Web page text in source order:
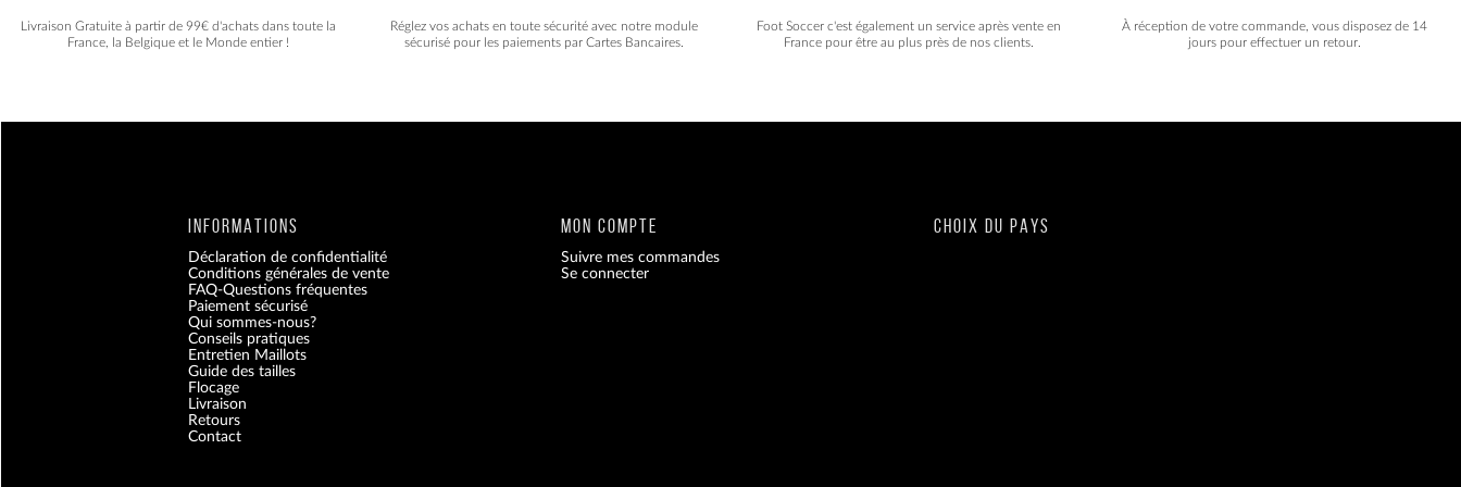
Livraison Gratuite à partir de 99€ d'achats dans toute la
France, la Belgique et le Monde entier !
Réglez vos achats en toute sécurité avec notre module
sécurisé pour les paiements par Cartes Bancaires.
Foot Soccer c'est également un service après vente en
France pour être au plus près de nos clients.
À réception de votre commande, vous disposez de 14
jours pour effectuer un retour.
INFORMATIONS
Déclaration de confidentialité
Conditions générales de vente
FAQ-Questions fréquentes
Paiement sécurisé
Qui sommes-nous?
Conseils pratiques
Entretien Maillots
Guide des tailles
Flocage
Livraison
Retours
Contact
MON COMPTE
Suivre mes commandes
Se connecter
CHOIX DU PAYS